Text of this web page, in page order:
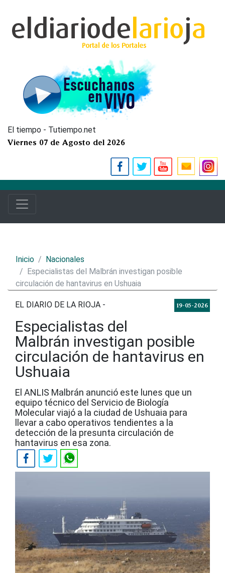
El tiempo - Tutiempo.net
Viernes 07 de Agosto del 2026
Inicio
Nacionales
Especialistas del Malbrán investigan posible
circulación de hantavirus en Ushuaia
19-05-2026
EL DIARIO DE LA RIOJA -
Especialistas del
Malbrán investigan posible
circulación de hantavirus en
Ushuaia
El ANLIS Malbrán anunció este lunes que un
equipo técnico del Servicio de Biología
Molecular viajó a la ciudad de Ushuaia para
llevar a cabo operativos tendientes a la
detección de la presunta circulación de
hantavirus en esa zona.